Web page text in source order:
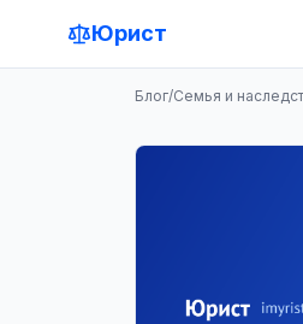
Юрист
Блог/Семья и